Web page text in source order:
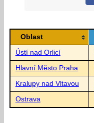
Oblast
Ústí nad Orlicí
Hlavní Město Praha
Kralupy nad Vltavou
Ostrava